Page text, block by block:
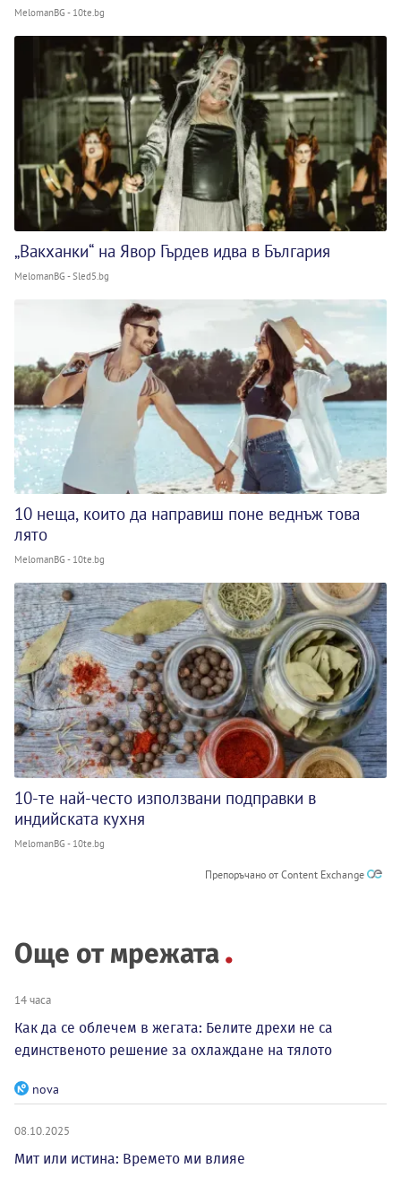
MelomanBG - 10te.bg
„Вакханки“ на Явор Гърдев идва в България
MelomanBG - Sled5.bg
10 неща, които да направиш поне веднъж това
лято
MelomanBG - 10te.bg
10-те най-често използвани подправки в
индийската кухня
MelomanBG - 10te.bg
Препоръчано от Content Exchange
Още от мрежата
14 часа
Как да се облечем в жегата: Белите дрехи не са
единственото решение за охлаждане на тялото
nova
08.10.2025
Мит или истина: Времето ми влияе